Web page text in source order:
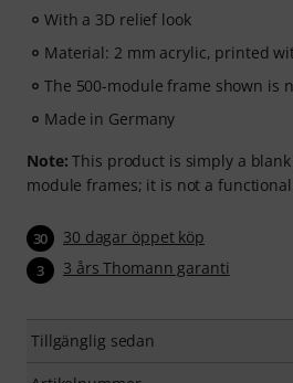
With a 3D relief look
Material: 2 mm acrylic, printed
The 500-module frame shown is
Made in Germany
Note: This product is simply a
module frames; it is not a
30 30 dagar öppet köp
3 3 års Thomann garanti
Tillgänglig sedan